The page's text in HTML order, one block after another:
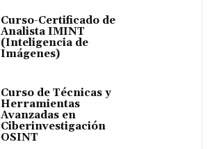
Curso-Certificado de
Analista IMINT
(Inteligencia de
Imágenes)
Curso de Técnicas y
Herramientas
Avanzadas en
Ciberinvestigación
OSINT